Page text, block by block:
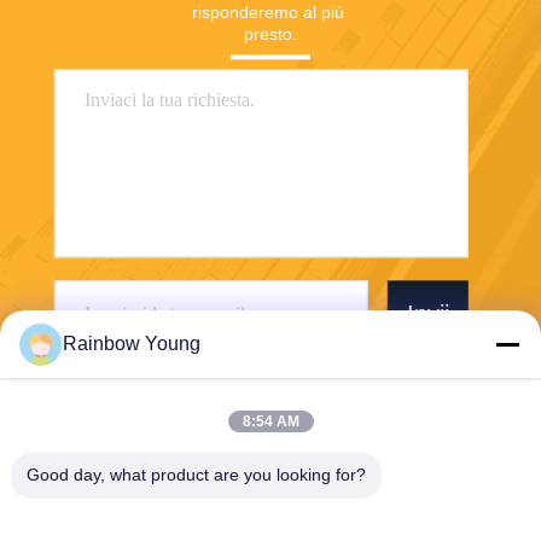
risponderemo al più
presto.
Invii
Rainbow Young
8:54 AM
Good day, what product are you looking for?